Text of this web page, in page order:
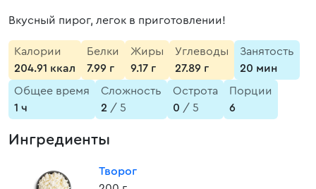
Вкусный пирог, легок в приготовлении!
Калории
204.91 ккал
Белки
7.99 г
Жиры
9.17 г
Углеводы
27.89 г
Занятость
20 мин
Общее время
1 ч
Сложность
2 / 5
Острота
0 / 5
Порции
6
Ингредиенты
Творог